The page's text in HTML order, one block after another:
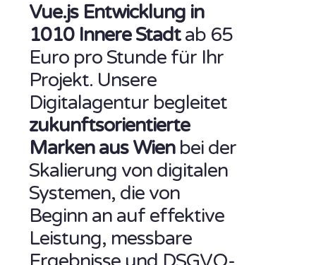
Vue.js Entwicklung in
1010 Innere Stadtab 65
Euro pro Stunde für Ihr
Projekt. Unsere
Digitalagentur begleitet
zukunftsorientierte
Marken aus Wienbei der
Skalierung von digitalen
Systemen, die von
Beginn an auf effektive
Leistung, messbare